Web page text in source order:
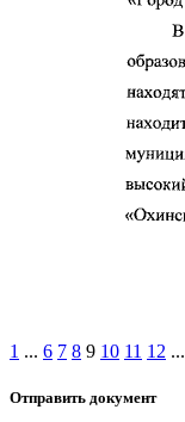
1 ... 6 7 8 9 10 11 12 ...
Отправить документ